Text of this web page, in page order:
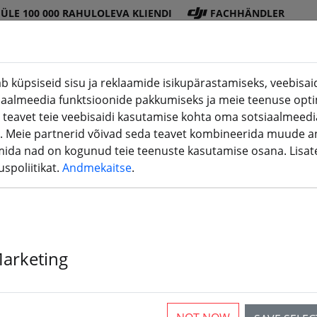
ÜLE 100 000 RAHULOLEVA KLIENDI FACHHÄNDLER
DJI
pood
Patarei
d
Propell
er
Tarviku
d(aktuelle Seite)
3D
küpsiseid sisu ja reklaamide isikupärastamiseks,
funktsioonide pakkumiseks ja meie teenuse
teie veebisaidi kasutamise kohta oma
partnerid võivad seda teavet kombineerida muude
nad on kogunud teie teenuste kasutamise osana.
Andmekaitse.